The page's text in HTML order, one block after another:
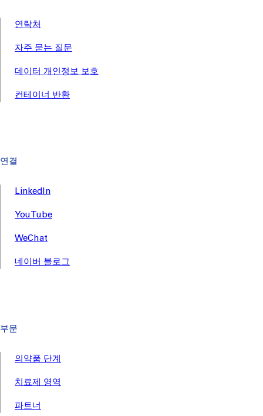
연락처
자주 묻는 질문
데이터 개인정보 보호
컨테이너 반환
연결
LinkedIn
YouTube
WeChat
네이버 블로그
부문
의약품 단계
치료제 영역
파트너